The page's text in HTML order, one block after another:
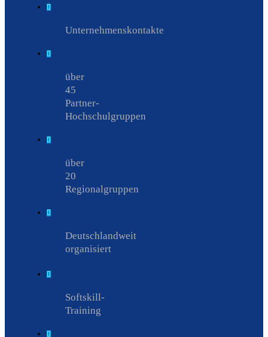
Unternehmenskontakte
über
45
Partner-
Hochschulgruppen
über
20
Regionalgruppen
Deutschlandweit
organisiert
Softskill-
Training